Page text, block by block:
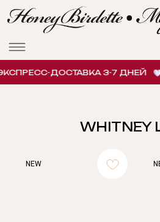
ДОСТАВКА 3-7 ДНЕЙ
WHITNEY
NEW